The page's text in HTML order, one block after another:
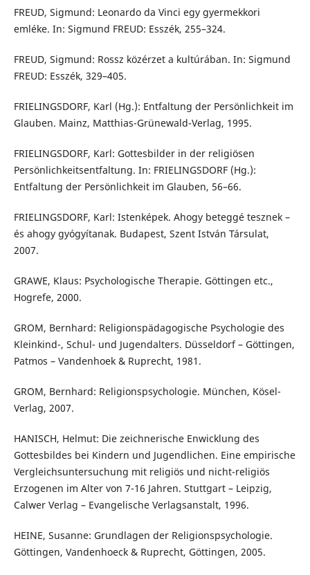
FREUD, Sigmund: Leonardo da Vinci egy gyermekkori
emléke. In: Sigmund FREUD: Esszék, 255–324.
FREUD, Sigmund: Rossz közérzet a kultúrában. In: Sigmund
FREUD: Esszék, 329–405.
FRIELINGSDORF, Karl (Hg.): Entfaltung der Persönlichkeit im
Glauben. Mainz, Matthias-Grünewald-Verlag, 1995.
FRIELINGSDORF, Karl: Gottesbilder in der religiösen
Persönlichkeitsentfaltung. In: FRIELINGSDORF (Hg.):
Entfaltung der Persönlichkeit im Glauben, 56–66.
FRIELINGSDORF, Karl: Istenképek. Ahogy beteggé tesznek –
és ahogy gyógyítanak. Budapest, Szent István Társulat,
2007.
GRAWE, Klaus: Psychologische Therapie. Göttingen etc.,
Hogrefe, 2000.
GROM, Bernhard: Religionspädagogische Psychologie des
Kleinkind-, Schul- und Jugendalters. Düsseldorf – Göttingen,
Patmos – Vandenhoek & Ruprecht, 1981.
GROM, Bernhard: Religionspsychologie. München, Kösel-
Verlag, 2007.
HANISCH, Helmut: Die zeichnerische Enwicklung des
Gottesbildes bei Kindern und Jugendlichen. Eine empirische
Vergleichsuntersuchung mit religiös und nicht-religiös
Erzogenen im Alter von 7-16 Jahren. Stuttgart – Leipzig,
Calwer Verlag – Evangelische Verlagsanstalt, 1996.
HEINE, Susanne: Grundlagen der Religionspsychologie.
Göttingen, Vandenhoeck & Ruprecht, Göttingen, 2005.